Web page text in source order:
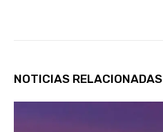
NOTICIAS RELACIONADAS